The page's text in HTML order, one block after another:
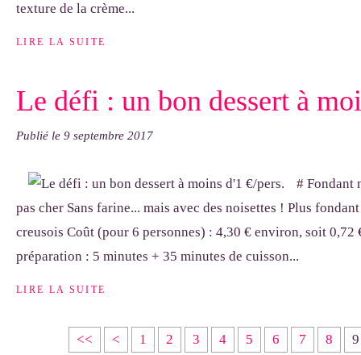
texture de la crème...
LIRE LA SUITE
Le défi : un bon dessert à
Publié le 9 septembre 2017
# Fondant
pas cher Sans farine... mais avec des noisettes ! Plus
creusois Coût (pour 6 personnes) : 4,30 € environ, soit 0,72
préparation : 5 minutes + 35 minutes de cuisson...
LIRE LA SUITE
<< < 1 2 3 4 5 6 7 8 9